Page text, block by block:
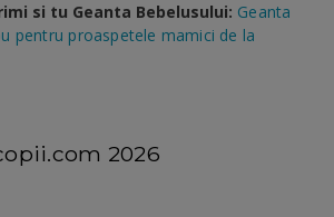
si tu Geanta Bebelusului: Geanta
pentru proaspetele mamici de la
2026